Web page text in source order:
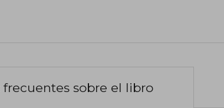
sobre el libro